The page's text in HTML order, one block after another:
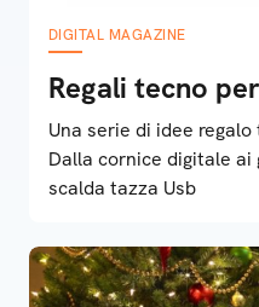
DIGITAL MAGAZINE
Regali tecno
Una serie di idee
Dalla cornice digitale
scalda tazza Usb